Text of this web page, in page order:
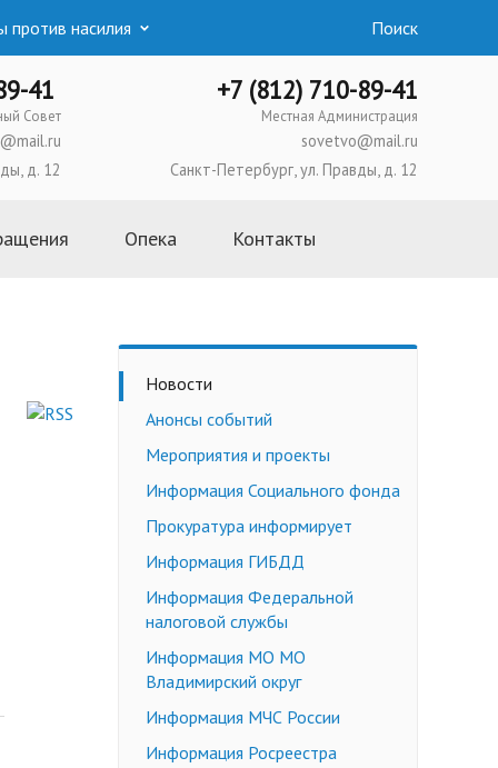
против насилия Поиск
41
Совет
+7 (812) 710-89-41
Местная Администрация
sovetvo@mail.ru
д. 12
Санкт-Петербург, ул. Правды, д. 12
Опека
Школа приемных родителей
Усыновление
Трудоустройство
несовершеннолетних
Недееспособные граждане
Эмансипация
Изменение имени и фамилии
несовершеннолетнему до 14 лет
Формы заявлений
Действующее законодательство
Контакты
Новости
Анонсы событий
Мероприятия и проекты
Информация Социального фонда
Прокуратура информирует
Информация ГИБДД
Информация Федеральной
налоговой службы
Информация МО МО
Владимирский округ
Информация МЧС России
Информация Росреестра